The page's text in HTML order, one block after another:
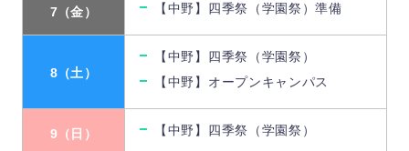
7（金） 【中野】四季祭（学園祭）準備
8（土）
【中野】四季祭（学園祭）
【中野】オープンキャンパス
9（日） 【中野】四季祭（学園祭）